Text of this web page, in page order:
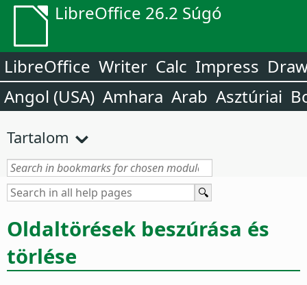
LibreOffice 26.2 Súgó
LibreOffice Writer Calc Impress
Angol (USA) Amhara Arab Asztúriai
Tartalom
Oldaltörések beszúrása és
törlése